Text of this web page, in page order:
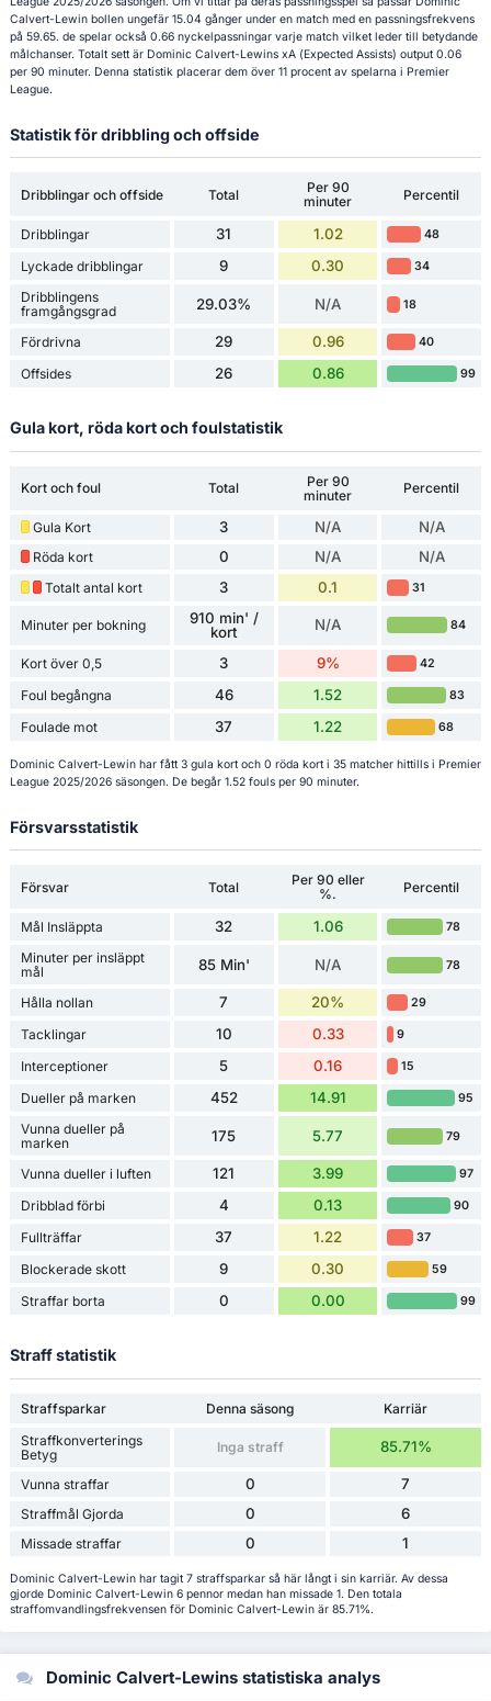
Calvert-Lewin bollen ungefär 15.04 gånger under en match med en passningsfrekvens
på 59.65. de spelar också 0.66 nyckelpassningar varje match vilket leder till betydande
målchanser. Totalt sett är Dominic Calvert-Lewins xA (Expected Assists) output 0.06
per 90 minuter. Denna statistik placerar dem över 11 procent av spelarna i Premier
League.
Statistik för dribbling och offside
Dribblingar och offside Total
Per 90
minuter
Percentil
Dribblingar 31 1.02 48
Lyckade dribblingar 9 0.30 34
Dribblingens
framgångsgrad
29.03% N/A 18
Fördrivna 29 0.96 40
Offsides 26 0.86 99
Gula kort, röda kort och foulstatistik
Kort och foul Total
Per 90
minuter
Percentil
Gula Kort 3 N/A N/A
Röda kort 0 N/A N/A
Totalt antal kort 3 0.1 31
Minuter per bokning
910 min' /
kort
N/A 84
Kort över 0,5 3 9% 42
Foul begångna 46 1.52 83
Foulade mot 37 1.22 68
Dominic Calvert-Lewin har fått 3 gula kort och 0 röda kort i 35 matcher hittills i Premier
League 2025/2026 säsongen. De begår 1.52 fouls per 90 minuter.
Försvarsstatistik
Försvar Total
Per 90 eller
%.
Percentil
Mål Insläppta 32 1.06 78
Minuter per insläppt
mål
85 Min' N/A 78
Hålla nollan 7 20% 29
Tacklingar 10 0.33 9
Interceptioner 5 0.16 15
Dueller på marken 452 14.91 95
Vunna dueller på
marken
175 5.77 79
Vunna dueller i luften 121 3.99 97
Dribblad förbi 4 0.13 90
Fullträffar 37 1.22 37
Blockerade skott 9 0.30 59
Straffar borta 0 0.00 99
Straff statistik
Straffsparkar Denna säsong
Karriär
Straffkonverterings
Betyg
Inga straff 85.71%
Vunna straffar 0 7
Straffmål Gjorda 0 6
Missade straffar 0 1
Dominic Calvert-Lewin har tagit 7 straffsparkar så här långt i sin karriär. Av dessa
gjorde Dominic Calvert-Lewin 6 pennor medan han missade 1. Den totala
straffomvandlingsfrekvensen för Dominic Calvert-Lewin är 85.71%.
Dominic Calvert-Lewins statistiska analys